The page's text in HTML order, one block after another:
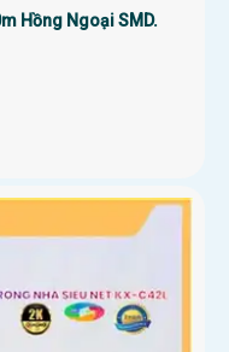
Hồng Ngoại SMD.